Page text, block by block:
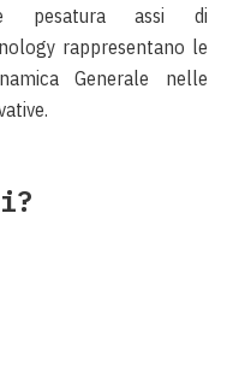
pesatura assi di
rappresentano le
Generale nelle